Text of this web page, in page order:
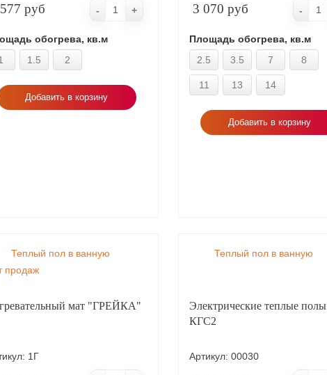
руб
обогрева, кв.м
1.5 2
- +
Добавить в корзину
3 070 руб
Площадь обогрева, кв.м
2.5
3.5 7 8
11 13 14
-
Добавить в корзину
Теплый пол в ванную
продаж
мат "ГРЕЙКА"
1Г
Теплый пол в ванную
Электрические теплые полы
КГС2
Артикул: 00030